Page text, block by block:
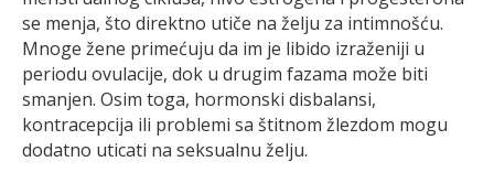
se menja, što direktno utiče na želju za intimnošću.
Mnoge žene primećuju da im je libido izraženiji u
periodu ovulacije, dok u drugim fazama može biti
smanjen. Osim toga, hormonski disbalansi,
kontracepcija ili problemi sa štitnom žlezdom mogu
dodatno uticati na seksualnu želju.